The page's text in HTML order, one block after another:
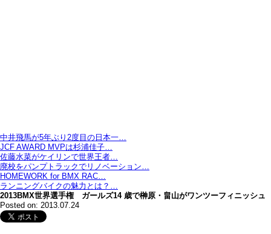
中井飛馬が5年ぶり2度目の日本一…
JCF AWARD MVPは杉浦佳子…
佐藤水菜がケイリンで世界王者…
廃校をパンプトラックでリノベーション…
HOMEWORK for BMX RAC…
ランニングバイクの魅力とは？…
2013BMX世界選手権 ガールズ14 歳で榊原・畠山がワンツーフィニッシュ
Posted on: 2013.07.24